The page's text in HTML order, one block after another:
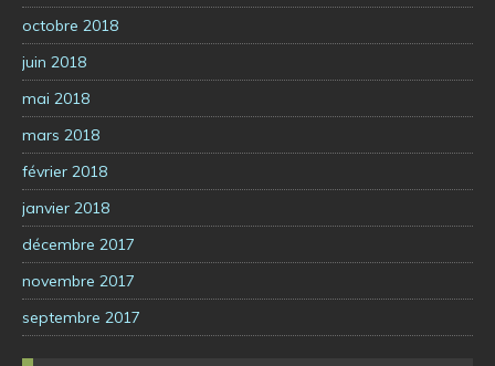
octobre 2018
juin 2018
mai 2018
mars 2018
février 2018
janvier 2018
décembre 2017
novembre 2017
septembre 2017